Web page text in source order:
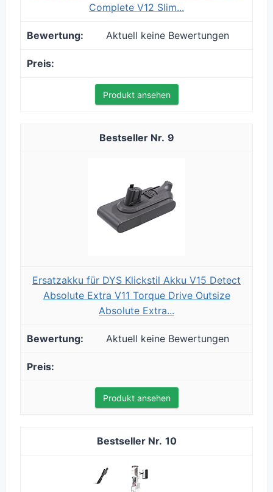
Complete V12 Slim...
Aktuell keine Bewertungen
Produkt ansehen
9
Ersatzakku für DYS Klickstil Akku V15 Detect
Absolute Extra V11 Torque Drive Outsize
Absolute Extra...
Aktuell keine Bewertungen
Produkt ansehen
10